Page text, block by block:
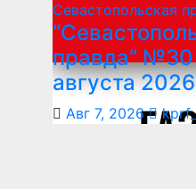
Севастопольская
правда” №30
августа 2026
Авг 7, 2026